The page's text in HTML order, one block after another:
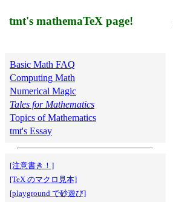
tmt's mathemaTeX page!
Basic Math FAQ
Computing Math
Numerical Magic
Tales for Mathematics
Topics of Mathematics
tmt's Essay
[注意書き！]
[TeX のマクロ見本]
[playground で砂遊び]